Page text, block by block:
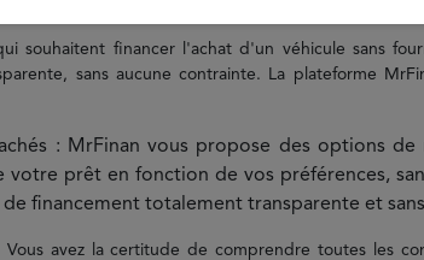
souhaitent financer l'achat d'un véhicule sans
sans aucune contrainte. La plateforme
: MrFinan vous propose des options
prêt en fonction de vos préférences,
financement totalement transparente et
avez la certitude de comprendre toutes les